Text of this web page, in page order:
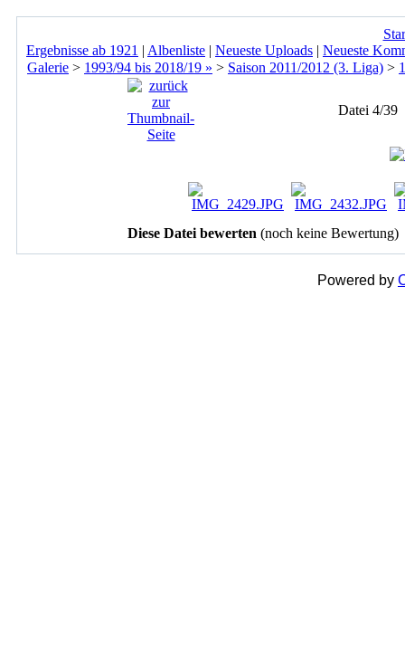
Ergebnisse ab 1921 | Albenliste | Neueste Uploads | Neueste
Galerie > 1993/94 bis 2018/19 » > Saison 2011/2012 (3. Liga) >
Datei 4/39
Diese Datei bewerten (noch keine Bewertung)
Powered by